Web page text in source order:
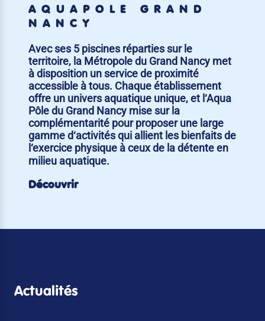
AQUAPÔLE GRAND
NANCY
Avec ses 5 piscines réparties sur le
territoire, la Métropole du Grand Nancy met
à disposition un service de proximité
accessible à tous. Chaque établissement
offre un univers aquatique unique, et l‘Aqua
Pôle du Grand Nancy mise sur la
complémentarité pour proposer une large
gamme d‘activités qui allient les bienfaits de
l‘exercice physique à ceux de la détente en
milieu aquatique.
Découvrir
Actualités